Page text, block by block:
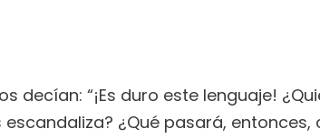
“¡Es duro este lenguaje!
¿Qué pasará, entonces,